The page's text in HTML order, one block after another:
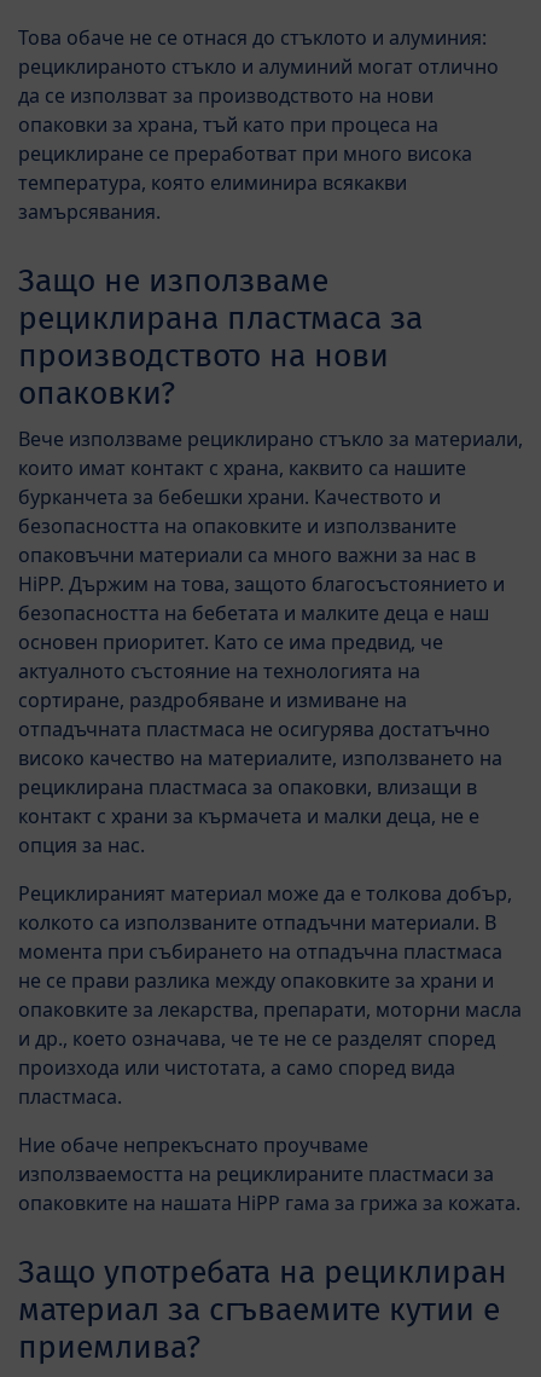
Това обаче не се отнася до стъклото и алуминия:
рециклираното стъкло и алуминий могат отлично
да се използват за производството на нови
опаковки за храна, тъй като при процеса на
рециклиране се преработват при много висока
температура, която елиминира всякакви
замърсявания.
Защо не използваме
рециклирана пластмаса за
производството на нови
опаковки?
Вече използваме рециклирано стъкло за материали,
които имат контакт с храна, каквито са нашите
бурканчета за бебешки храни. Качеството и
безопасността на опаковките и използваните
опаковъчни материали са много важни за нас в
HiPP. Държим на това, защото благосъстоянието и
безопасността на бебетата и малките деца е наш
основен приоритет. Като се има предвид, че
актуалното състояние на технологията на
сортиране, раздробяване и измиване на
отпадъчната пластмаса не осигурява достатъчно
високо качество на материалите, използването на
рециклирана пластмаса за опаковки, влизащи в
контакт с храни за кърмачета и малки деца, не е
опция за нас.
Рециклираният материал може да е толкова добър,
колкото са използваните отпадъчни материали. В
момента при събирането на отпадъчна пластмаса
не се прави разлика между опаковките за храни и
опаковките за лекарства, препарати, моторни масла
и др., което означава, че те не се разделят според
произхода или чистотата, а само според вида
пластмаса.
Ние обаче непрекъснато проучваме
използваемостта на рециклираните пластмаси за
опаковките на нашата HiPP гама за грижа за кожата.
Защо употребата на рециклиран
материал за сгъваемите кутии е
приемлива?